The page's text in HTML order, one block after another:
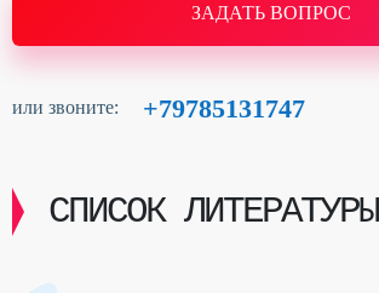
ЗАДАТЬ ВОПРОС
или звоните: +79785131747
СПИСОК ЛИТЕРАТУРЫ